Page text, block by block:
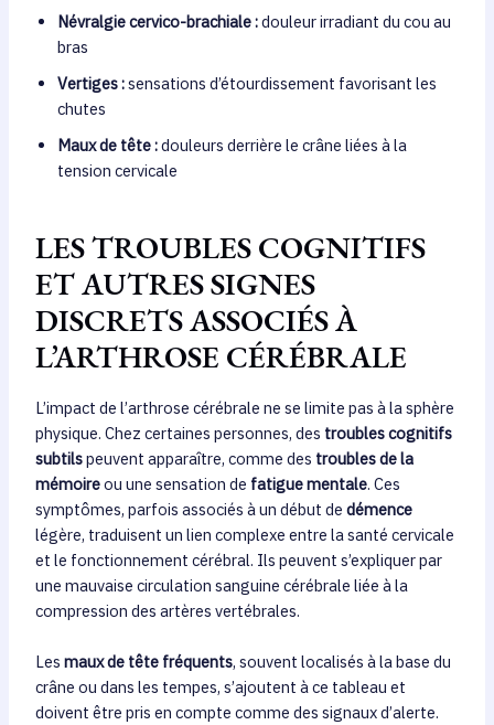
Névralgie cervico-brachiale :douleur irradiant du cou au
bras
Vertiges :sensations d’étourdissement favorisant les
chutes
Maux de tête :douleurs derrière le crâne liées à la
tension cervicale
LES TROUBLES COGNITIFS
ET AUTRES SIGNES
DISCRETS ASSOCIÉS À
L’ARTHROSE CÉRÉBRALE
L’impact de l’arthrose cérébrale ne se limite pas à la sphère
physique. Chez certaines personnes, des troubles cognitifs
subtilspeuvent apparaître, comme des troubles de la
mémoireou une sensation de fatigue mentale. Ces
symptômes, parfois associés à un début de démence
légère, traduisent un lien complexe entre la santé cervicale
et le fonctionnement cérébral. Ils peuvent s’expliquer par
une mauvaise circulation sanguine cérébrale liée à la
compression des artères vertébrales.
Les maux de tête fréquents, souvent localisés à la base du
crâne ou dans les tempes, s’ajoutent à ce tableau et
doivent être pris en compte comme des signaux d’alerte.